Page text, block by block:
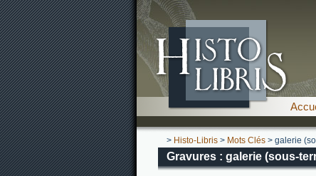
> Histo-Libris > Mots Clés > galerie
Gravures : galerie (sous-